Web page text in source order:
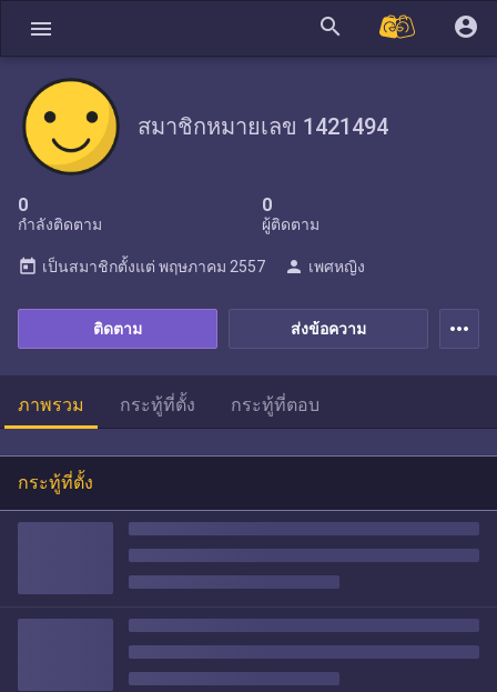
menu search account_circle
สมาชิกหมายเลข 1421494
0
กำลังติดตาม
0
ผู้ติดตาม
ส่งข้อความ
ติดตาม
today เป็นสมาชิกตั้งแต่ พฤษภาคม 2557 person เพศหญิง
more_horiz
ภาพรวม กระทู้ที่ตั้ง กระทู้ที่ตอบ
กระทู้ที่ตั้ง